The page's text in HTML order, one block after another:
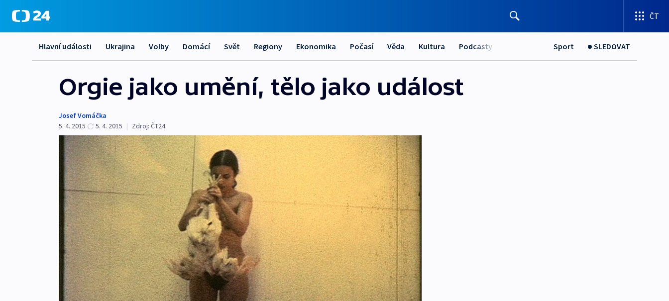
ČT
Hlavní události Ukrajina Volby Domácí Svět Regiony Ekonomika Počasí Věda Kultura Podcasty Sport SLEDOVAT
Orgie jako umění, tělo jako událost
Josef Vomáčka
5. 4. 2015
5. 4. 2015 | Zdroj: ČT24